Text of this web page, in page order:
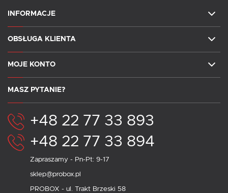
INFORMACJE
OBSŁUGA KLIENTA
MOJE KONTO
MASZ PYTANIE?
+48 22 77 33 893
+48 22 77 33 894
Zapraszamy - Pn-Pt: 9-17
sklep@probox.pl
PROBOX - ul. Trakt Brzeski 58